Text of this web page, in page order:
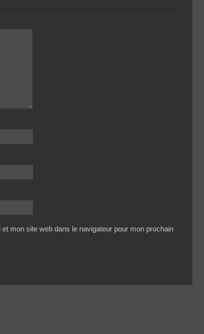
mon site web dans le navigateur pour mon prochain